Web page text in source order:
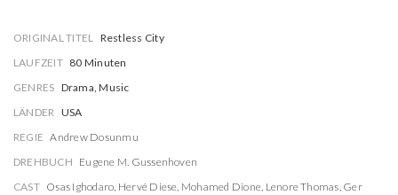
ORIGINAL TITEL Restless City
LAUFZEIT 80 Minuten
GENRES Drama, Music
LÄNDER USA
REGIE Andrew Dosunmu
DREHBUCH Eugene M. Gussenhoven
CAST Osas Ighodaro, Hervé Diese, Mohamed Dione, Lenore Thomas, Ger